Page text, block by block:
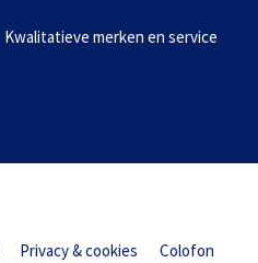
Kwalitatieve merken en service
Privacy & cookies Colofon